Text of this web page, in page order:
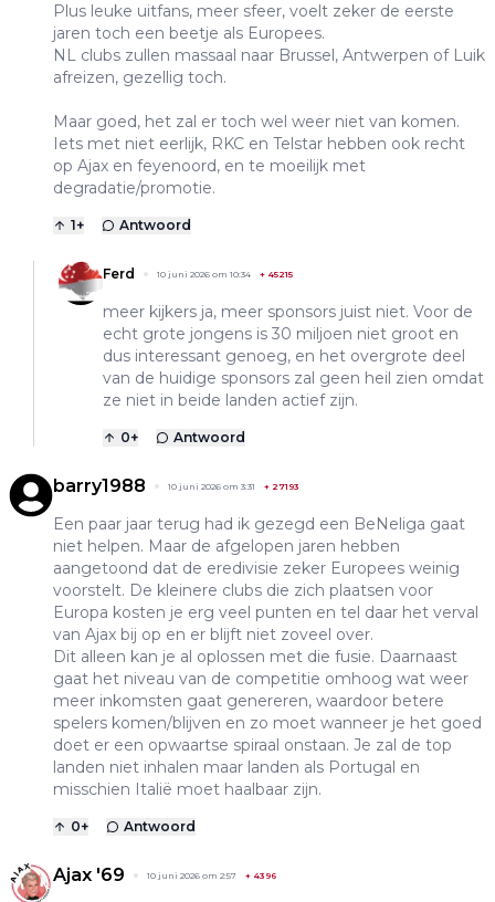
Plus leuke uitfans, meer sfeer, voelt zeker de eerste
jaren toch een beetje als Europees.
NL clubs zullen massaal naar Brussel, Antwerpen of Luik
afreizen, gezellig toch.
Maar goed, het zal er toch wel weer niet van komen.
Iets met niet eerlijk, RKC en Telstar hebben ook recht
op Ajax en feyenoord, en te moeilijk met
degradatie/promotie.
1+ Antwoord
Ferd 10 juni 2026 om 10:34 + 45215
meer kijkers ja, meer sponsors juist niet. Voor de
echt grote jongens is 30 miljoen niet groot en
dus interessant genoeg, en het overgrote deel
van de huidige sponsors zal geen heil zien omdat
ze niet in beide landen actief zijn.
0+ Antwoord
barry1988 10 juni 2026 om 3:31 + 27193
Een paar jaar terug had ik gezegd een BeNeliga gaat
niet helpen. Maar de afgelopen jaren hebben
aangetoond dat de eredivisie zeker Europees weinig
voorstelt. De kleinere clubs die zich plaatsen voor
Europa kosten je erg veel punten en tel daar het verval
van Ajax bij op en er blijft niet zoveel over.
Dit alleen kan je al oplossen met die fusie. Daarnaast
gaat het niveau van de competitie omhoog wat weer
meer inkomsten gaat genereren, waardoor betere
spelers komen/blijven en zo moet wanneer je het goed
doet er een opwaartse spiraal onstaan. Je zal de top
landen niet inhalen maar landen als Portugal en
misschien Italië moet haalbaar zijn.
0+ Antwoord
Ajax '69 10 juni 2026 om 2:57 + 4396